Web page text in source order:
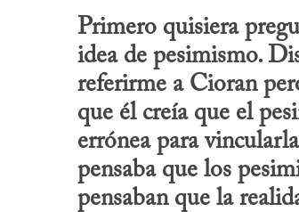
Primero quisiera
idea de pesimismo.
referirme a Cioran
que él creía que el
errónea para
pensaba que los
pensaban que la